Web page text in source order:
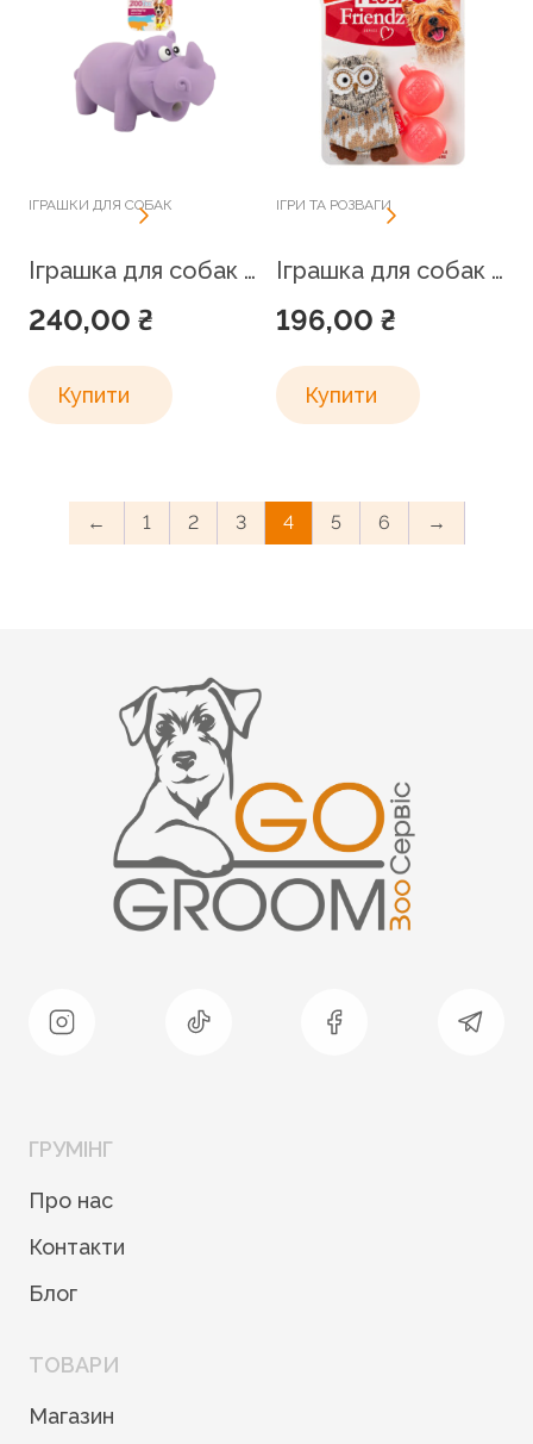
ІГРАШКИ ДЛЯ СОБАК
Іграшка для собак Реджинальд-Носоріг, AFP, L, 18.5 x 7 x 9 см
240,00 ₴
Купити
ІГРИ ТА РОЗВАГИ
Іграшка для собак Сова з пискавкою GiGwi Plush, текстиль, 10 см
196,00 ₴
Купити
← 1 2 3 4 5 6 →
ГРУМІНГ
Про нас
Контакти
Блог
ТОВАРИ
Магазин